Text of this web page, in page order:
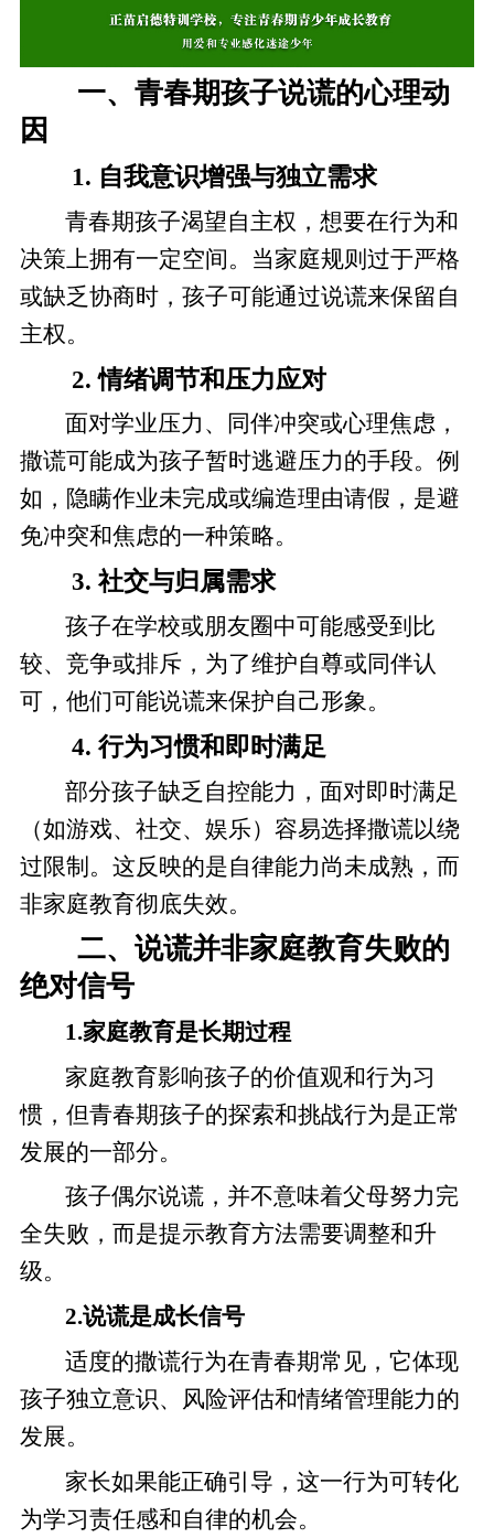
一、青春期孩子说谎的心理动
因
1. 自我意识增强与独立需求
青春期孩子渴望自主权，想要在行为和
决策上拥有一定空间。当家庭规则过于严格
或缺乏协商时，孩子可能通过说谎来保留自
主权。
2. 情绪调节和压力应对
面对学业压力、同伴冲突或心理焦虑，
撒谎可能成为孩子暂时逃避压力的手段。例
如，隐瞒作业未完成或编造理由请假，是避
免冲突和焦虑的一种策略。
3. 社交与归属需求
孩子在学校或朋友圈中可能感受到比
较、竞争或排斥，为了维护自尊或同伴认
可，他们可能说谎来保护自己形象。
4. 行为习惯和即时满足
部分孩子缺乏自控能力，面对即时满足
（如游戏、社交、娱乐）容易选择撒谎以绕
过限制。这反映的是自律能力尚未成熟，而
非家庭教育彻底失效。
二、说谎并非家庭教育失败的
绝对信号
1.家庭教育是长期过程
家庭教育影响孩子的价值观和行为习
惯，但青春期孩子的探索和挑战行为是正常
发展的一部分。
孩子偶尔说谎，并不意味着父母努力完
全失败，而是提示教育方法需要调整和升
级。
2.说谎是成长信号
适度的撒谎行为在青春期常见，它体现
孩子独立意识、风险评估和情绪管理能力的
发展。
家长如果能正确引导，这一行为可转化
为学习责任感和自律的机会。